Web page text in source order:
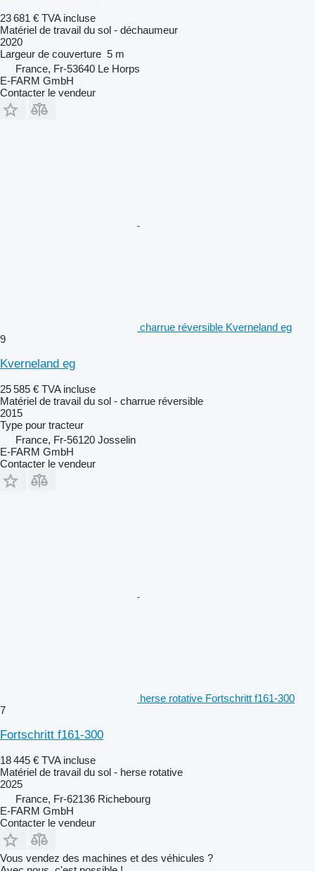
23 681 € TVA incluse
Matériel de travail du sol - déchaumeur
2020
Largeur de couverture 5 m
France, Fr-53640 Le Horps
E-FARM GmbH
Contacter le vendeur
charrue réversible Kverneland eg
9
Kverneland eg
25 585 € TVA incluse
Matériel de travail du sol - charrue réversible
2015
Type pour tracteur
France, Fr-56120 Josselin
E-FARM GmbH
Contacter le vendeur
herse rotative Fortschritt f161-300
7
Fortschritt f161-300
18 445 € TVA incluse
Matériel de travail du sol - herse rotative
2025
France, Fr-62136 Richebourg
E-FARM GmbH
Contacter le vendeur
Vous vendez des machines et des véhicules ?